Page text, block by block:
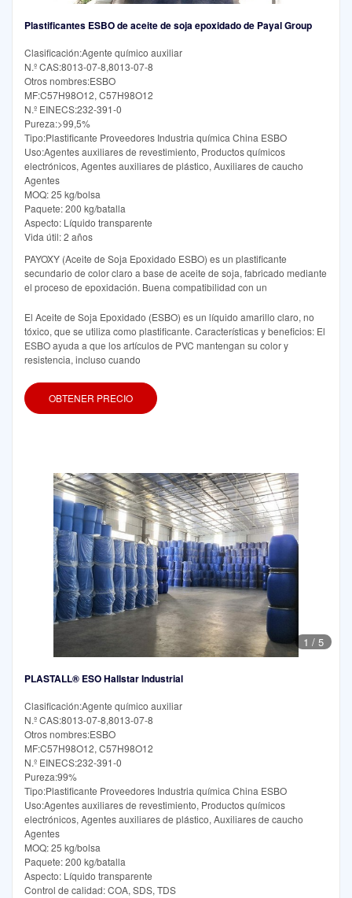
Plastificantes ESBO de aceite de soja epoxidado de Payal Group
Clasificación:Agente químico auxiliar
N.º CAS:8013-07-8,8013-07-8
Otros nombres:ESBO
MF:C57H98O12, C57H98O12
N.º EINECS:232-391-0
Pureza:>99,5%
Tipo:Plastificante Proveedores Industria química China ESBO
Uso:Agentes auxiliares de revestimiento, Productos químicos
electrónicos, Agentes auxiliares de plástico, Auxiliares de caucho
Agentes
MOQ: 25 kg/bolsa
Paquete: 200 kg/batalla
Aspecto: Líquido transparente
Vida útil: 2 años
PAYOXY (Aceite de Soja Epoxidado ESBO) es un plastificante
secundario de color claro a base de aceite de soja, fabricado mediante
el proceso de epoxidación. Buena compatibilidad con un
El Aceite de Soja Epoxidado (ESBO) es un líquido amarillo claro, no
tóxico, que se utiliza como plastificante. Características y beneficios: El
ESBO ayuda a que los artículos de PVC mantengan su color y
resistencia, incluso cuando
OBTENER PRECIO
1 / 5
PLASTALL® ESO Hallstar Industrial
Clasificación:Agente químico auxiliar
N.º CAS:8013-07-8,8013-07-8
Otros nombres:ESBO
MF:C57H98O12, C57H98O12
N.º EINECS:232-391-0
Pureza:99%
Tipo:Plastificante Proveedores Industria química China ESBO
Uso:Agentes auxiliares de revestimiento, Productos químicos
electrónicos, Agentes auxiliares de plástico, Auxiliares de caucho
Agentes
MOQ: 25 kg/bolsa
Paquete: 200 kg/batalla
Aspecto: Líquido transparente
Control de calidad: COA, SDS, TDS